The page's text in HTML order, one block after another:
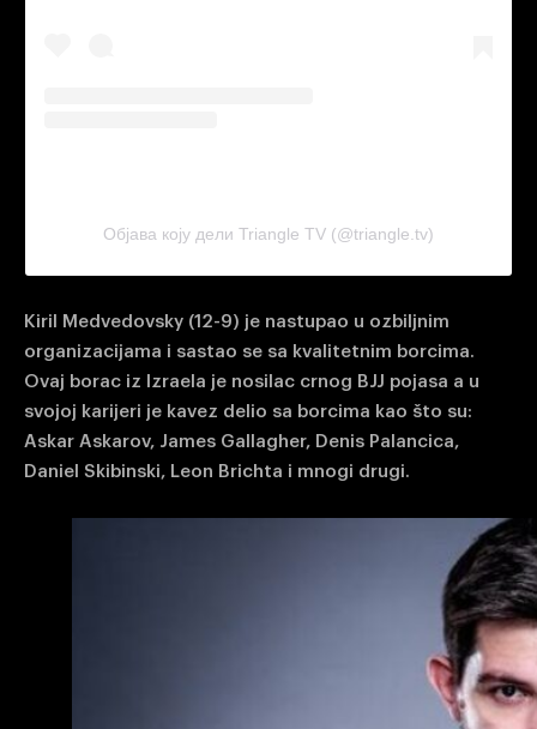
Објава коју дели Triangle TV (@triangle.tv)
Kiril Medvedovsky (12-9) je nastupao u ozbiljnim
organizacijama i sastao se sa kvalitetnim borcima.
Ovaj borac iz Izraela je nosilac crnog BJJ pojasa a u
svojoj karijeri je kavez delio sa borcima kao što su:
Askar Askarov, James Gallagher, Denis Palancica,
Daniel Skibinski, Leon Brichta i mnogi drugi.